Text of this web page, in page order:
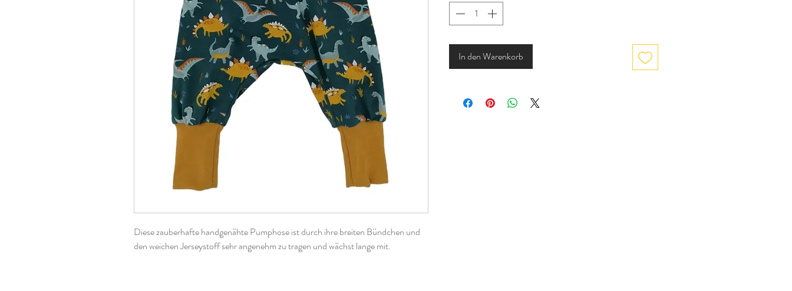
Diese zauberhafte handgenähte Pumphose ist durch ihre breiten Bündchen und
den weichen Jerseystoff sehr angenehm zu tragen und wächst lange mit.
In den Warenkorb